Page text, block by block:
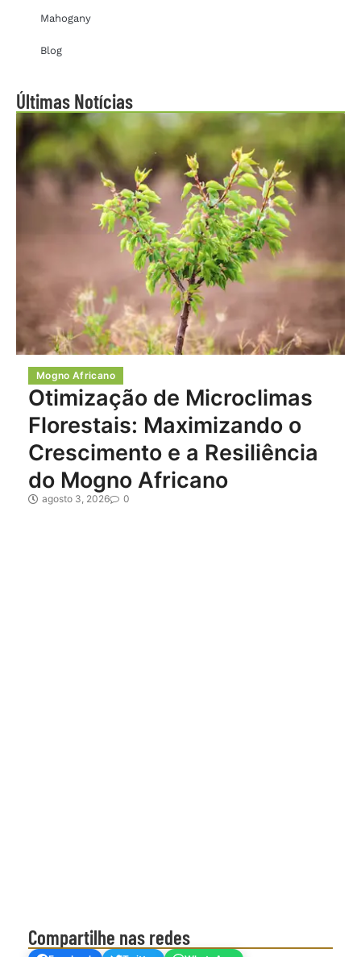
Mahogany
Blog
Últimas Notícias
Mogno Africano
Otimização de Microclimas
Florestais: Maximizando o
Crescimento e a Resiliência
do Mogno Africano
agosto 3, 2026 0
Compartilhe nas redes